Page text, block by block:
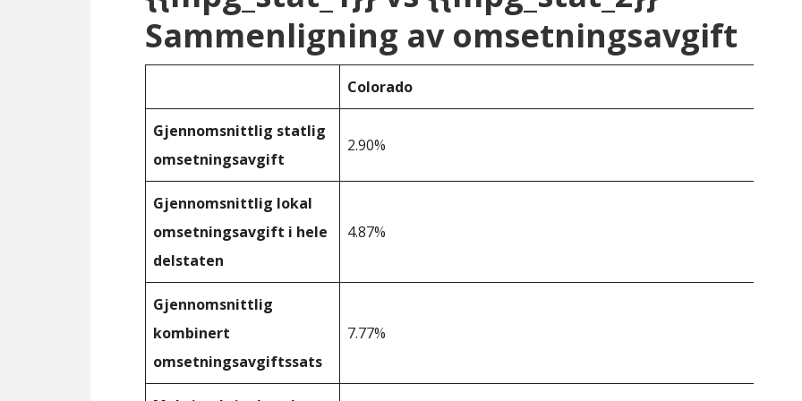
Sammenligning av omsetningsavgift
Colorado
Gjennomsnittlig statlig
omsetningsavgift
2.90%
Gjennomsnittlig lokal
omsetningsavgift i hele
delstaten
4.87%
Gjennomsnittlig
kombinert
omsetningsavgiftssats
7.77%